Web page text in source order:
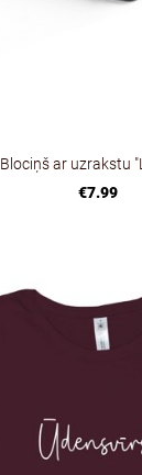
Blociņš ar uzrakstu
€7.99